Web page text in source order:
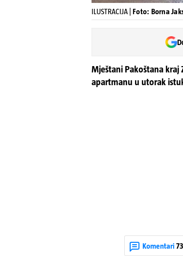
ILUSTRACIJA | Foto: Borna
Mještani Pakoštana kraj
apartmanu u utorak
Komentari 73